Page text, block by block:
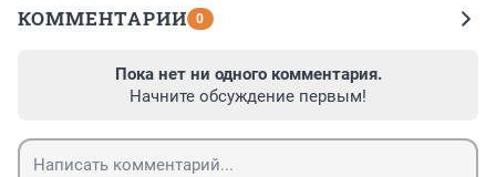
КОММЕНТАРИИ 0
Пока нет ни одного комментария.
Начните обсуждение первым!